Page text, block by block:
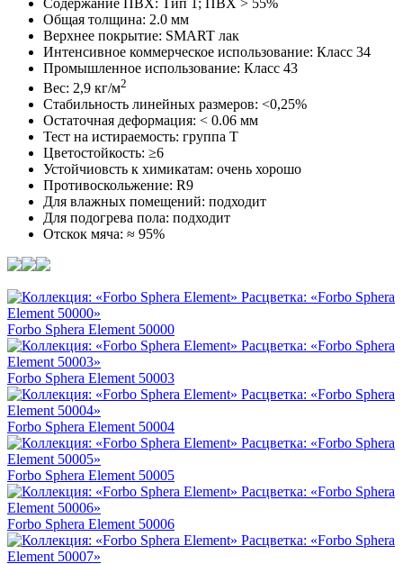
Общая толщина: 2.0 мм
Верхнее покрытие: SMART лак
Интенсивное коммерческое использование: Класс 34
Промышленное использование: Класс 43
Вес: 2,9 кг/м2
Стабильность линейных размеров: <0,25%
Остаточная деформация: < 0.06 мм
Тест на истираемость: группа T
Цветостойкость: ≥6
Устойчиовсть к химикатам: очень хорошо
Противоскольжение: R9
Для влажных помещений: подходит
Для подогрева пола: подходит
Отскок мяча: ≈ 95%
Forbo Sphera Element 50000
Forbo Sphera Element 50003
Forbo Sphera Element 50004
Forbo Sphera Element 50005
Forbo Sphera Element 50006